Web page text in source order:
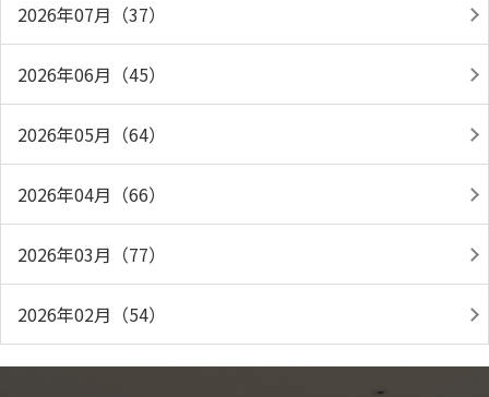
2026年07月（37）
2026年06月（45）
2026年05月（64）
2026年04月（66）
2026年03月（77）
2026年02月（54）